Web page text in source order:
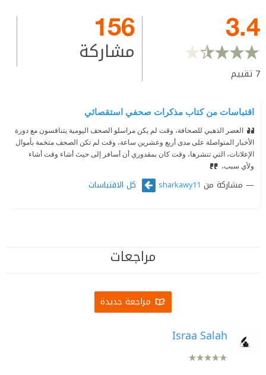
3.4
7 تقييم
156
مشاركة
اقتباسات من كتاب مذكرات صحفي استقصائي
العصر الذهبي للصحافة، وقت لم يكن مراسلو الصحف اليومية يتنافسون مع دورة
الأخبار المتواصلة على مدى أربع وعشرين ساعة، وقت لم تكن الصحف متخمة بأموال
الإعلانات، التي تنشرها، وقت كان بمقدوري أن أسافر إلى حيث أشاء وقت أشاء
ولأي سبب،
مشاركة من sharkawy11 كل الاقتباسات
مراجعات
مراجعة جديدة
Israa Salah